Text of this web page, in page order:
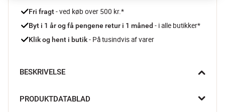
Fri fragt - ved køb over 500 kr.*
Byt i 1 år og få pengene retur i 1 måned - i alle butikker*
Klik og hent i butik - På tusindvis af varer
BESKRIVELSE
Scanpan Spectrum-serien leverer præcision hver eneste gang.
PRODUKTDATABLAD